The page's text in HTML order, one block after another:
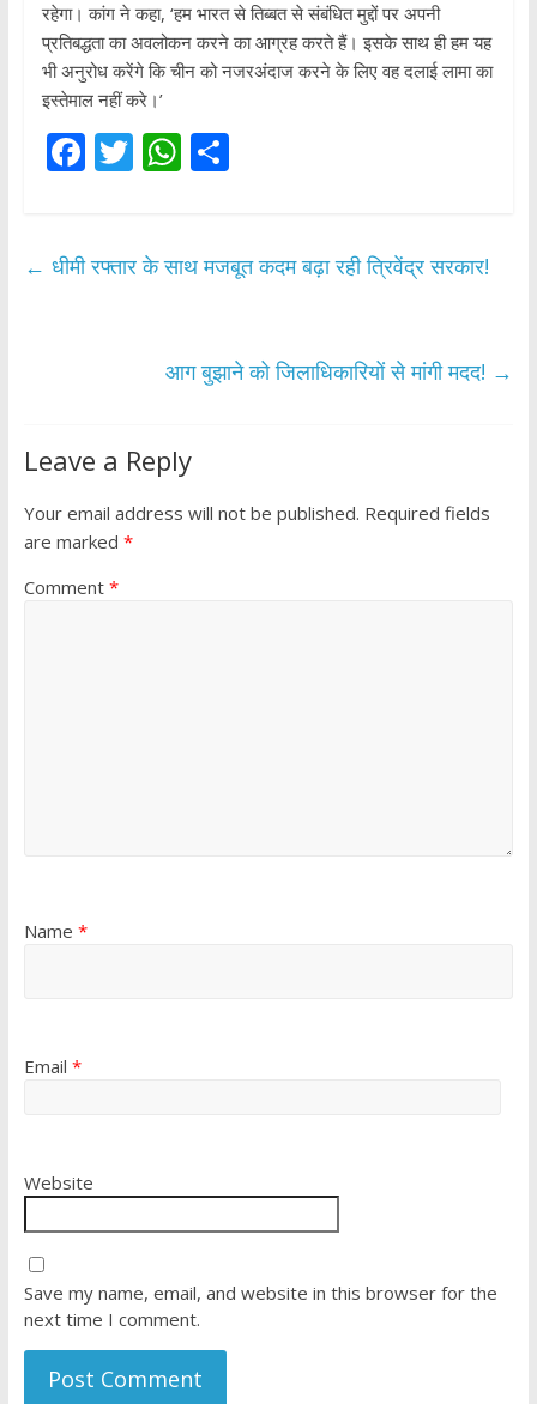
रहेगा। कांग ने कहा, ‘हम भारत से तिब्बत से संबंधित मुद्दों पर अपनी
प्रतिबद्धता का अवलोकन करने का आग्रह करते हैं। इसके साथ ही हम यह
भी अनुरोध करेंगे कि चीन को नजरअंदाज करने के लिए वह दलाई लामा का
इस्तेमाल नहीं करे।’
F
b
T
er
W
s
p
S
e
← धीमी रफ्तार के साथ मजबूत कदम बढ़ा रही त्रिवेंद्र सरकार!
आग बुझाने को जिलाधिकारियों से मांगी मदद! →
Leave a Reply
Your email address will not be published. Required fields
are marked *
Comment *
Name *
Email *
Website
Save my name, email, and website in this browser for the
next time I comment.